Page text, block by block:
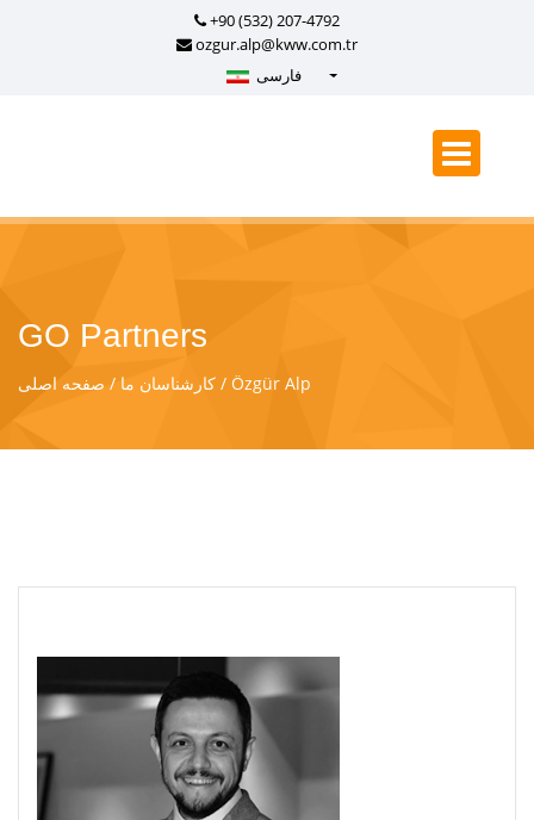
+90 (532) 207-4792
ozgur.alp@kww.com.tr
فارسی
GO Partners
صفحه اصلی کارشناسان ما Özgür Alp